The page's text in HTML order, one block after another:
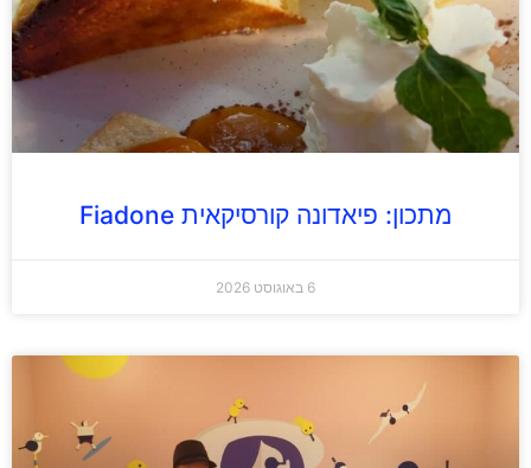
מתכון: פיאדונה קורסיקאית Fiadone
6 באוגוסט 2026